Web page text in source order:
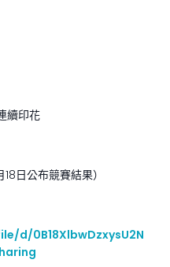
續印花
日公布競賽結果）
d/0B18XlbwDzxysU2N